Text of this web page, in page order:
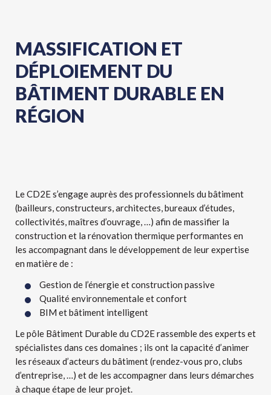
MASSIFICATION ET
DÉPLOIEMENT DU
BÂTIMENT DURABLE EN
RÉGION
Le CD2E s’engage auprès des professionnels du bâtiment
(bailleurs, constructeurs, architectes, bureaux d’études,
collectivités, maîtres d’ouvrage, …) afin de massifier la
construction et la rénovation thermique performantes en
les accompagnantdans le développement de leur expertise
en matière de :
Gestion de l’énergie et construction passive
Qualité environnementale et confort
BIM et bâtiment intelligent
Le pôle Bâtiment Durable du CD2E rassemble des experts et
spécialistes dans ces domaines ; ils ont la capacité d’animer
les réseaux d’acteurs du bâtiment (rendez-vous pro, clubs
d’entreprise, …) et de les accompagner dans leurs démarches
à chaque étape de leur projet.